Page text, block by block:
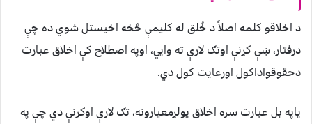
د اخلاقو کلمه اصلاً د خُلق له کليمې څخه اخيستل شوي ده چې
درفتار، ښې کړنې اوتګ لارې ته وايي، اوپه اصطلاح کې اخلاق عبارت
دحقوقواداکول اورعايت کول دي.
ياپه بل عبارت سره اخلاق يولړمعيارونه، تګ لارې اوکړنې دي چې په